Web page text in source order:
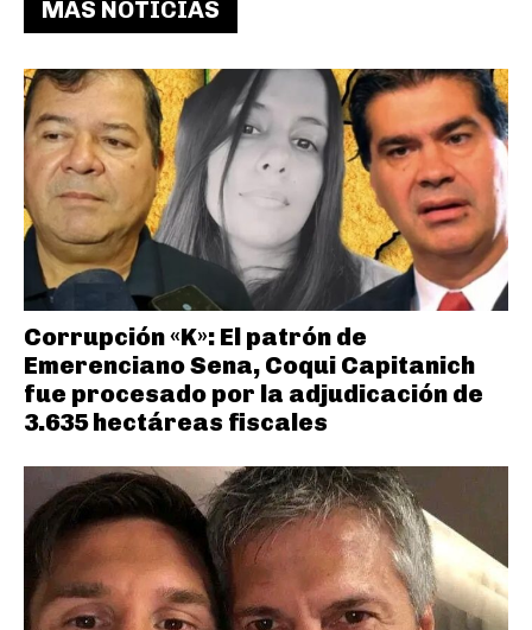
MAS NOTICIAS
Corrupción «K»: El patrón de
Emerenciano Sena, Coqui Capitanich
fue procesado por la adjudicación de
3.635 hectáreas fiscales